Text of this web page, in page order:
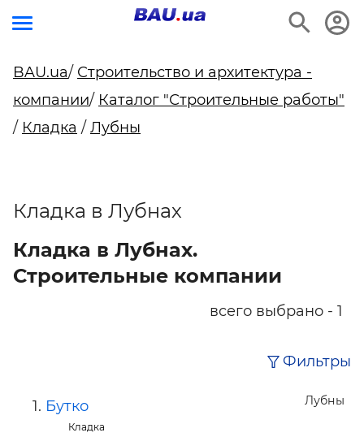
BAU.ua/ Строительство и архитектура -
компании/ Каталог "Строительные работы"
/ Кладка / Лубны
Кладка в Лубнах
Кладка в Лубнах.
Строительные компании
всего выбрано - 1
Фильтры
Лубны
Бутко
Кладка